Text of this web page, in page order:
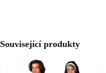
Související produkty